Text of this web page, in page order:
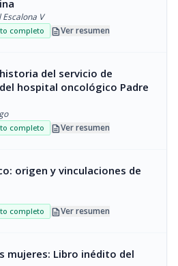
V
completo descriptionVer resumen
del servicio de
hospital oncológico Padre
completo descriptionVer resumen
origen y vinculaciones de
completo descriptionVer resumen
mujeres: Libro inédito del